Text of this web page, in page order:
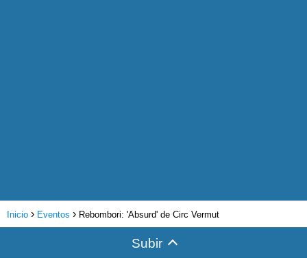
Inicio Eventos Rebombori: 'Absurd' de Circ Vermut
Subir